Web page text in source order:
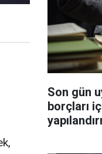
Son gün
borçları